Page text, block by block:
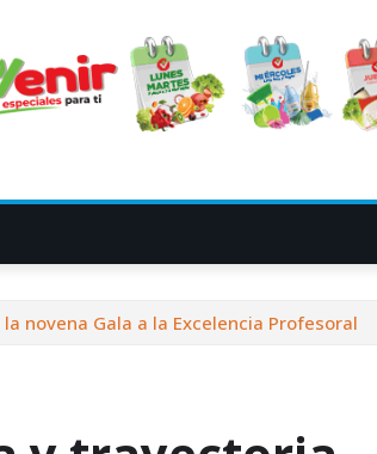
novena Gala a la Excelencia Profesoral